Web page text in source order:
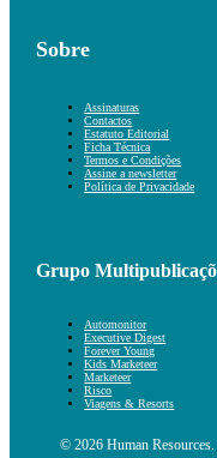
Sobre
Assinaturas
Contactos
Estatuto Editorial
Ficha Técnica
Termos e Condições
Assine a newsletter
Política de Privacidade
Grupo
Automonitor
Executive Digest
Forever Young
Kids Marketeer
Marketeer
Risco
Viagens & Resorts
© 2026 Human